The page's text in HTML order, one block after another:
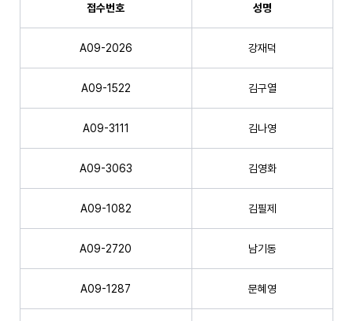
접수번호 성명
A09-2026 강재덕
A09-1522 김구열
A09-3111 김나영
A09-3063 김영화
A09-1082 김필제
A09-2720 남기동
A09-1287 문혜영